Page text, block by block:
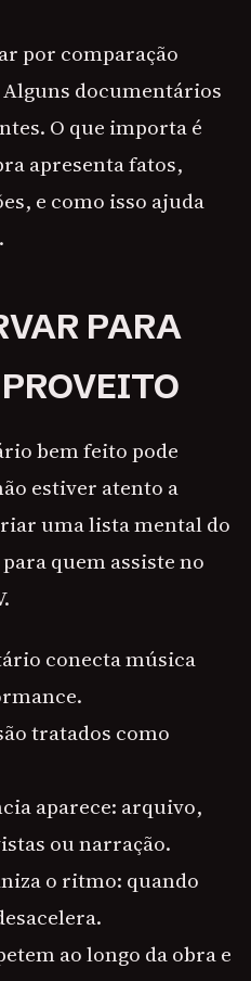
por comparação
documentários
O que importa é
apresenta fatos,
e como isso ajuda
PARA
bem feito pode
estiver atento a
uma lista mental do
quem assiste no
conecta música
tratados como
aparece: arquivo,
ou narração.
o ritmo: quando
ao longo da obra e